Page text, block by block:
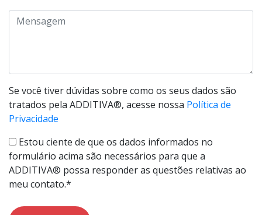
Se você tiver dúvidas sobre como os seus dados são
tratados pela ADDITIVA®, acesse nossa Política de
Privacidade
Estou ciente de que os dados informados no
formulário acima são necessários para que a
ADDITIVA® possa responder as questões relativas ao
meu contato.*